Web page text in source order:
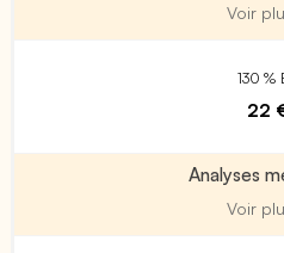
Voir
130 %
22
Analyses
Voir